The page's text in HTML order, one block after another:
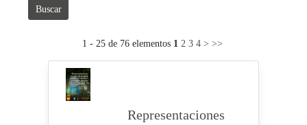
Buscar
1 - 25 de 76 elementos 1 2 3 4 > >>
Representaciones